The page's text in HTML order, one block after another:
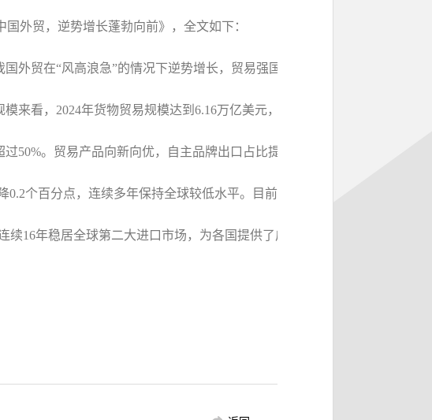
外贸，逆势增长蓬勃向前》，全文如下：
外贸在“风高浪急”的情况下逆势增长，贸易强国建设取得积极成效，展现
来看，2024年货物贸易规模达到6.16万亿美元，远超商务发展规划提出
50%。贸易产品向新向优，自主品牌出口占比提升至21.8%。贸易主体
个百分点，连续多年保持全球较低水平。目前，我国已与30个国家和
16年稳居全球第二大进口市场，为各国提供了广阔的市场空间和合作